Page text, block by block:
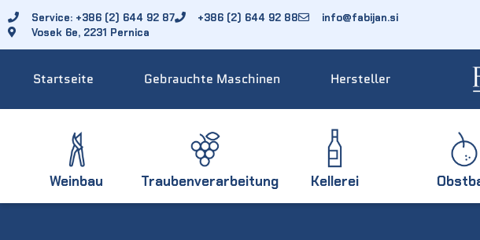
Service: +386 (2) 644 92 87 +386 (2) 644 92 88
info@fabijan.si
Vosek 6e, 2231 Pernica
Startseite Gebrauchte Maschinen Hersteller
Weinbau Traubenverarbeitung Kellerei